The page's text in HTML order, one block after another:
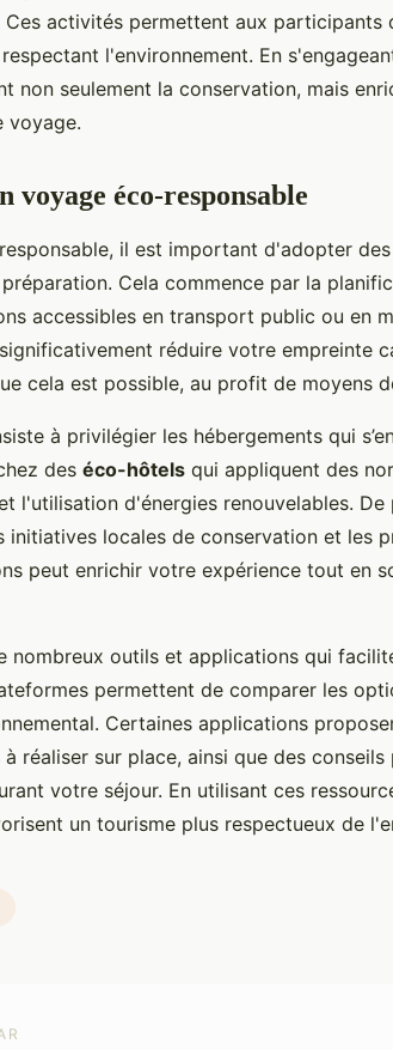
activités permettent aux participants
l'environnement. En
non seulement la conservation, mais
voyage.
voyage éco-responsable
il est important d'adopter des
Cela commence par la
accessibles en transport public ou en
réduire votre empreinte
cela est possible, au profit de moyens
à privilégier les hébergements qui
des éco-hôtels qui appliquent des
l'utilisation d'énergies renouvelables. De
initiatives locales de conservation et les
peut enrichir votre expérience tout en
nombreux outils et applications qui
permettent de comparer les
Certaines applications
réaliser sur place, ainsi que des
votre séjour. En utilisant ces
un tourisme plus respectueux de